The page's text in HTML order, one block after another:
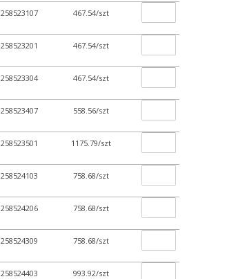
258523107 467.54/szt
258523201 467.54/szt
258523304 467.54/szt
258523407 558.56/szt
258523501 1175.79/szt
258524103 758.68/szt
258524206 758.68/szt
258524309 758.68/szt
258524403 993.92/szt